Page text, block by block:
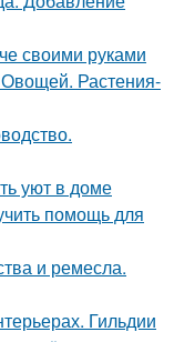
своими руками
Растения-
уют в доме
помощь для
и ремесла.
Гильдии